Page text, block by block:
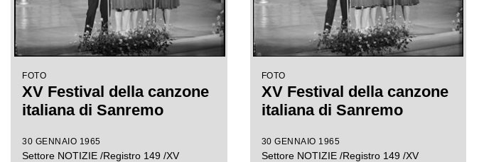
FOTO
XV Festival della canzone
italiana di Sanremo
30 GENNAIO 1965
Settore NOTIZIE /Registro 149 /XV
FOTO
XV Festival della canzone
italiana di Sanremo
30 GENNAIO 1965
Settore NOTIZIE /Registro 149 /XV